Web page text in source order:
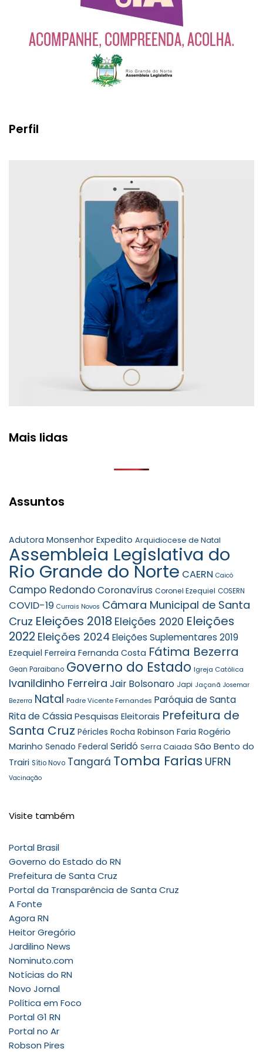
Perfil
Mais lidas
Assuntos
Adutora Monsenhor Expedito Arquidiocese de Natal
Assembleia Legislativa do
Rio Grande do Norte CAERN Caicó
Campo RedondoCoronavírus Coronel Ezequiel COSERN
COVID-19 Currais Novos Câmara Municipal de Santa
Cruz Eleições 2018 Eleições 2020 Eleições
2022 Eleições 2024 Eleições Suplementares 2019
Ezequiel Ferreira Fernanda Costa Fátima Bezerra
Gean Paraibano Governo do Estado Igreja Católica
Ivanildinho Ferreira Jair Bolsonaro Japi Jaçanã Josemar
Bezerra Natal Padre Vicente Fernandes Paróquia de Santa
Rita de CássiaPesquisas Eleitorais Prefeitura de
Santa Cruz Péricles Rocha Robinson Faria Rogério
Marinho Senado Federal Seridó Serra Caiada São Bento do
Trairi Sítio Novo Tangará Tomba Farias UFRN
Vacinação
Visite também
Portal Brasil
Governo do Estado do RN
Prefeitura de Santa Cruz
Portal da Transparência de Santa Cruz
A Fonte
Agora RN
Heitor Gregório
Jardilino News
Nominuto.com
Notícias do RN
Novo Jornal
Política em Foco
Portal G1 RN
Portal no Ar
Robson Pires